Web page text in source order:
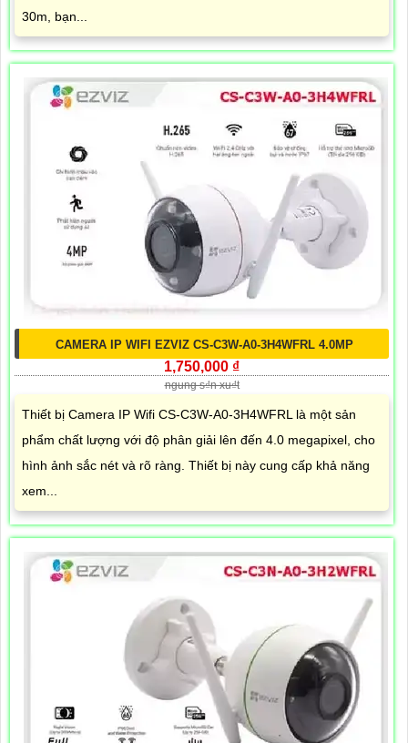
30m, bạn...
CAMERA IP WIFI EZVIZ CS-C3W-A0-3H4WFRL 4.0MP
1,750,000 ₫
ngung s₫n xu₫t
Thiết bị Camera IP Wifi CS-C3W-A0-3H4WFRL là một sản
phẩm chất lượng với độ phân giải lên đến 4.0 megapixel, cho
hình ảnh sắc nét và rõ ràng. Thiết bị này cung cấp khả năng
xem...